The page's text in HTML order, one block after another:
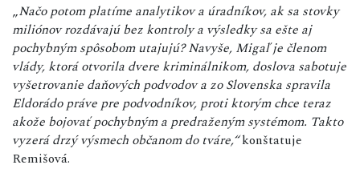
„Načo potom platíme analytikov a úradníkov, ak sa stovky
miliónov rozdávajú bez kontroly a výsledky sa ešte aj
pochybným spôsobom utajujú? Navyše, Migaľ je členom
vlády, ktorá otvorila dvere kriminálnikom, doslova sabotuje
vyšetrovanie daňových podvodov a zo Slovenska spravila
Eldorádo práve pre podvodníkov, proti ktorým chce teraz
akože bojovať pochybným a predraženým systémom. Takto
vyzerá drzý výsmech občanom do tváre,“konštatuje
Remišová.